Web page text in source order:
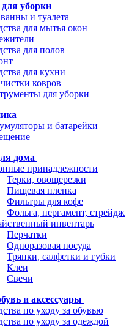
уборки
и туалета
для мытья окон
для полов
для кухни
ковров
для уборки
и батарейки
дома
принадлежности
Терки, овощерезки
Пищевая пленка
Фильтры для кофе
Фольга, пергамент, стрейдж
инвентарь
Перчатки
Одноразовая посуда
Тряпки, салфетки и губки
Клеи
Свечи
и аксессуары
по уходу за обувью
по уходу за одеждой